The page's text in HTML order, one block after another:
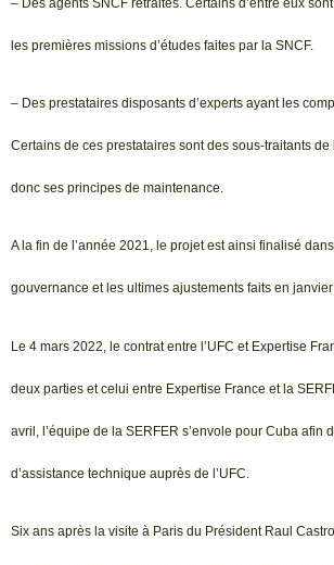
les premières missions d’études faites par la SNCF.
– Des prestataires disposants d’experts ayant les
Certains de ces prestataires sont des sous-traitants
donc ses principes de maintenance.
A la fin de l’année 2021, le projet est ainsi finalisé
gouvernance et les ultimes ajustements faits en
Le 4 mars 2022, le contrat entre l’UFC et Expertise
deux parties et celui entre Expertise France et la
avril, l’équipe de la SERFER s’envole pour Cuba afin
d’assistance technique auprès de l’UFC.
Six ans après la visite à Paris du Président Raul